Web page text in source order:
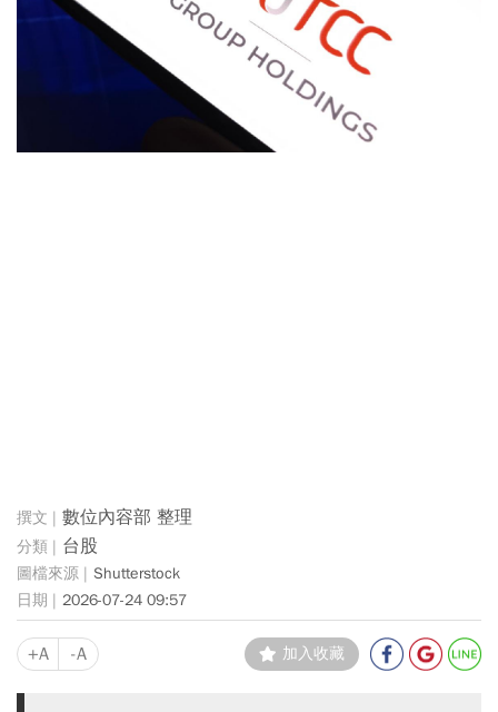
數位內容部 整理
台股
Shutterstock
2026-07-24 09:57
+A -A 加入收藏